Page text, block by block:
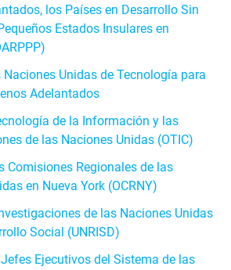
los Países en Desarrollo Sin
Estados Insulares en
Naciones Unidas de Tecnología para
Adelantados
de la Información y las
de las Naciones Unidas (OTIC)
Comisiones Regionales de las
en Nueva York (OCRNY)
de las Naciones Unidas
Social (UNRISD)
Ejecutivos del Sistema de las